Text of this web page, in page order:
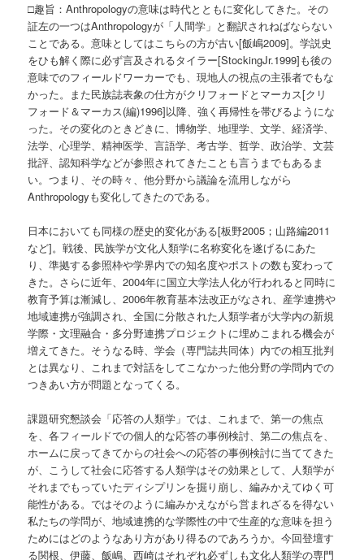
□趣旨：Anthropologyの意味は時代とともに変化してきた。その
証左の一つはAnthropologyが「人間学」と翻訳されねばならない
ことである。意味としてはこちらの方が古い[飯嶋2009]。学説史
をひも解く際に必ず言及されるタイラー[StockingJr.1999]も後の
意味でのフィールドワーカーでも、現地人の視点の主張者でもな
かった。また民族誌表象の仕方がクリフォードとマーカス[クリ
フォード＆マーカス(編)1996]以降、強く再帰性を帯びるようにな
った。その変化のときどきに、博物学、地理学、文学、経済学、
法学、心理学、精神医学、言語学、考古学、哲学、政治学、文芸
批評、認知科学などが参照されてきたことも言うまでもあるま
い。つまり、その時々、他分野から議論を流用しながら
Anthropologyも変化してきたのである。
日本においても同様の歴史的変化がある[板野2005；山路編2011
など]。戦後、民族学が文化人類学に名称変化を遂げるにあた
り、準拠する参照枠や学界内での知名度やポストの数も変わって
きた。さらに近年、2004年に国立大学法人化が行われると同時に
教育予算は漸減し、2006年教育基本法改正がなされ、産学連携や
地域連携が強調され、全国に分散された人類学者が大学内の新規
学際・文理融合・多分野連携プロジェクトに埋めこまれる機会が
増えてきた。そうなる時、学会（専門誌共同体）内での相互批判
とは異なり、これまで対話をしてこなかった他分野の学問内での
つきあい方が問題となってくる。
課題研究懇談会「応答の人類学」では、これまで、第一の焦点
を、各フィールドでの個人的な応答の事例検討、第二の焦点を、
ホームに戻ってきてからの社会への応答の事例検討に当ててきた
が、こうして社会に応答する人類学はその効果として、人類学が
それまでもっていたディシプリンを掘り崩し、編みかえてゆく可
能性がある。ではそのように編みかえながら営まれざるを得ない
私たちの学問が、地域連携的な学際性の中で生産的な意味を担う
ためにはどのようなあり方があり得るのであろうか。今回登壇す
る関根、伊藤、飯嶋、西崎はそれぞれ必ずしも文化人類学の専門